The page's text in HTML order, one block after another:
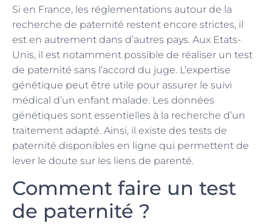
Si en France, les réglementations autour de la
recherche de paternité restent encore strictes, il
est en autrement dans d’autres pays. Aux Etats-
Unis, il est notamment possible de réaliser un test
de paternité sans l’accord du juge. L’expertise
génétique peut être utile pour assurer le suivi
médical d’un enfant malade. Les données
génétiques sont essentielles à la recherche d’un
traitement adapté. Ainsi, il existe des tests de
paternité disponibles en ligne qui permettent de
lever le doute sur les liens de parenté.
Comment faire un test
de paternité ?